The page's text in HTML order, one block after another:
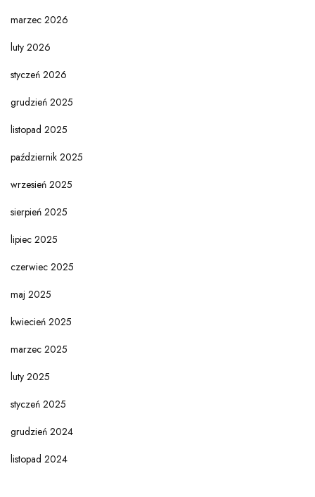
marzec 2026
luty 2026
styczeń 2026
grudzień 2025
listopad 2025
październik 2025
wrzesień 2025
sierpień 2025
lipiec 2025
czerwiec 2025
maj 2025
kwiecień 2025
marzec 2025
luty 2025
styczeń 2025
grudzień 2024
listopad 2024